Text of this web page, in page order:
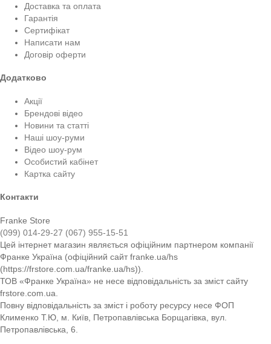
Доставка та оплата
Гарантія
Сертифікат
Написати нам
Договір оферти
Додатково
Акції
Брендові відео
Новини та статті
Наші шоу-руми
Відео шоу-рум
Особистий кабінет
Картка сайту
Контакти
Franke Store
(099) 014-29-27 (067) 955-15-51
Цей інтернет магазин являється офіційним партнером компанії
Франке Україна (офіційний сайт franke.ua/hs
(https://frstore.com.ua/franke.ua/hs)).
ТОВ «Франке Україна» не несе відповідальність за зміст сайту
frstore.com.ua.
Повну відповідальність за зміст і роботу ресурсу несе ФОП
Клименко Т.Ю, м. Київ, Петропавлівська Борщагівка, вул.
Петропавлівська, 6.